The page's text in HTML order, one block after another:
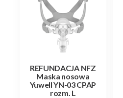
REFUNDACJA NFZ
Maska nosowa
Yuwell YN-03 CPAP
rozm. L